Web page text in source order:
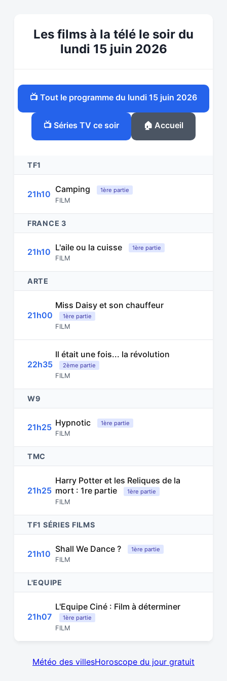
Les films à la télé le soir du
lundi 15 juin 2026
📺 Tout le programme du lundi 15 juin 2026
📺 Séries TV ce soir 🏠 Accueil
TF1
21h10 Camping 1ère partie
FILM
FRANCE 3
21h10 L'aile ou la cuisse 1ère partie
FILM
ARTE
21h00
Miss Daisy et son chauffeur
1ère partie
FILM
22h35
Il était une fois... la révolution
2ème partie
FILM
W9
21h25 Hypnotic 1ère partie
FILM
TMC
21h25
Harry Potter et les Reliques de la
mort : 1re partie
1ère partie
FILM
TF1 SÉRIES FILMS
21h10 Shall We Dance ? 1ère partie
FILM
L'EQUIPE
21h07
L'Equipe Ciné : Film à déterminer
1ère partie
FILM
Météo des villesHoroscope du jour gratuit